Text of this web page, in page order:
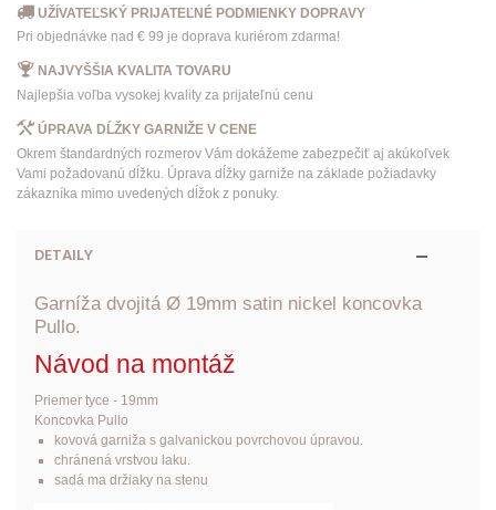
UŽÍVATEĽSKÝ PRIJATEĽNÉ PODMIENKY DOPRAVY
Pri objednávke nad € 99 je doprava kuriérom zdarma!
NAJVYŠŠIA KVALITA TOVARU
Najlepšia voľba vysokej kvality za prijateľnú cenu
ÚPRAVA DĹŽKY GARNIŽE V CENE
Okrem štandardných rozmerov Vám dokážeme zabezpečiť aj akúkoľvek
Vami požadovanú dĺžku. Úprava dĺžky garniže na základe požiadavky
zákazníka mimo uvedených dĺžok z ponuky.
DETAILY
Garníža dvojitá Ø 19mm satin nickel koncovka
Pullo.
Návod na montáž
Priemer tyce - 19mm
Koncovka Pullo
kovová garniža s galvanickou povrchovou úpravou.
chránená vrstvou laku.
sadá ma držiaky na stenu